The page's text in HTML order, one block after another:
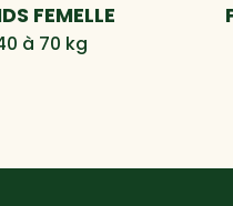
FEMELLE
à 70 kg